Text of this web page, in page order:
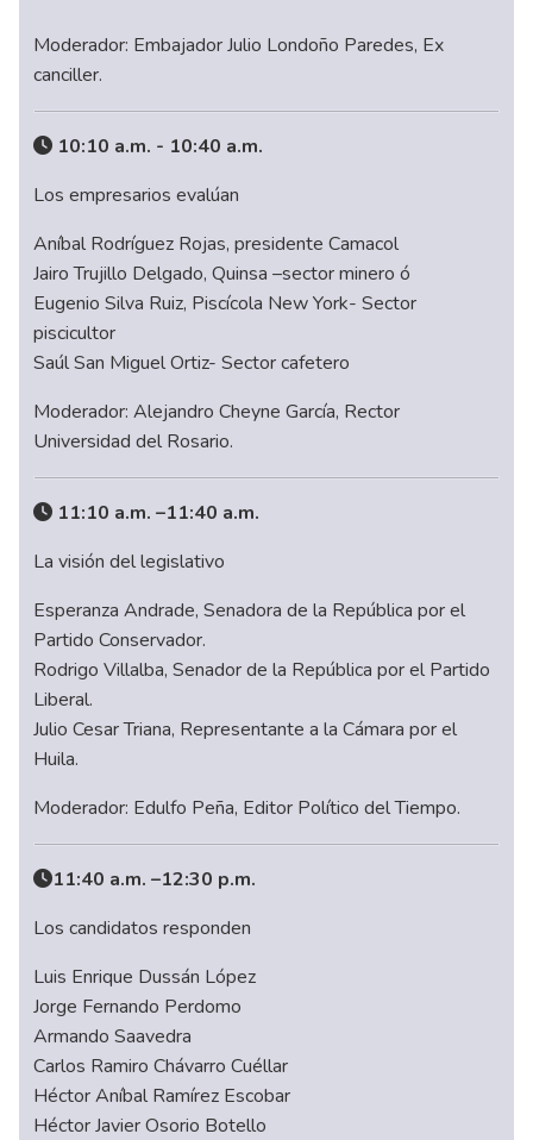
Moderador: Embajador Julio Londoño Paredes, Ex
canciller.
10:10 a.m. - 10:40 a.m.
Los empresarios evalúan
Aníbal Rodríguez Rojas, presidente Camacol
Jairo Trujillo Delgado, Quinsa –sector minero ó
Eugenio Silva Ruiz, Piscícola New York- Sector
piscicultor
Saúl San Miguel Ortiz- Sector cafetero
Moderador: Alejandro Cheyne García, Rector
Universidad del Rosario.
11:10 a.m. –11:40 a.m.
La visión del legislativo
Esperanza Andrade, Senadora de la República por el
Partido Conservador.
Rodrigo Villalba, Senador de la República por el Partido
Liberal.
Julio Cesar Triana, Representante a la Cámara por el
Huila.
Moderador: Edulfo Peña, Editor Político del Tiempo.
11:40 a.m. –12:30 p.m.
Los candidatos responden
Luis Enrique Dussán López
Jorge Fernando Perdomo
Armando Saavedra
Carlos Ramiro Chávarro Cuéllar
Héctor Aníbal Ramírez Escobar
Héctor Javier Osorio Botello